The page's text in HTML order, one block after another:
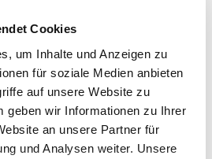
Cookies
um Inhalte und Anzeigen zu
für soziale Medien anbieten
auf unsere Website zu
geben wir Informationen zu Ihrer
an unsere Partner für
und Analysen weiter. Unsere